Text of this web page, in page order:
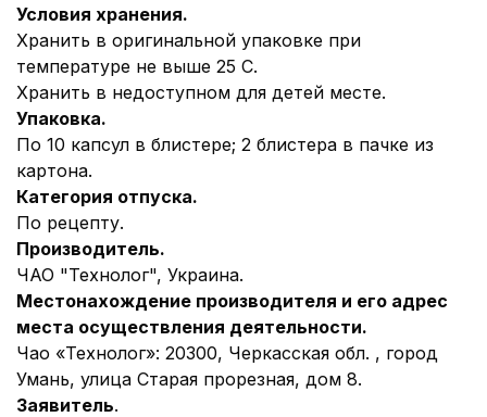
Условия хранения.
Хранить в оригинальной упаковке при
температуре не выше 25 С.
Хранить в недоступном для детей месте.
Упаковка.
По 10 капсул в блистере; 2 блистера в пачке из
картона.
Категория отпуска.
По рецепту.
Производитель.
ЧАО "Технолог", Украина.
Местонахождение производителя и его адрес
места осуществления деятельности.
Чао «Технолог»: 20300, Черкасская обл. , город
Умань, улица Старая прорезная, дом 8.
Заявитель.